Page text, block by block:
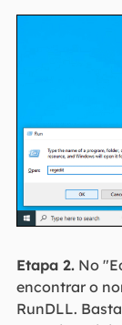
Etapa 2.No
encontrar o
RunDLL.